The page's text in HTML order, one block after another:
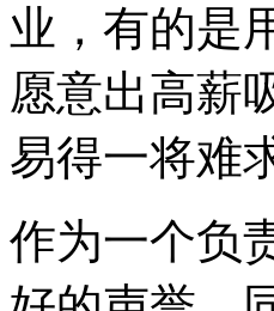
业，有的是
愿意出高薪
易得一将难
作为一个负